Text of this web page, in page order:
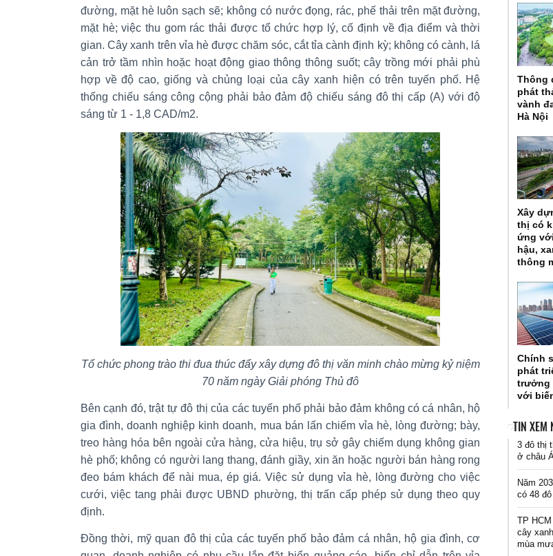
đường, mặt hè luôn sạch sẽ; không có nước đọng, rác, phế thải trên mặt đường,
mặt hè; việc thu gom rác thải được tổ chức hợp lý, cố định về địa điểm và thời
gian. Cây xanh trên vỉa hè được chăm sóc, cắt tỉa cành định kỳ; không có cành, lá
cản trở tầm nhìn hoặc hoạt động giao thông thông suốt; cây trồng mới phải phù
hợp về độ cao, giống và chủng loại của cây xanh hiện có trên tuyến phố. Hệ
thống chiếu sáng công cộng phải bảo đảm độ chiếu sáng đô thị cấp (A) với độ
sáng từ 1 - 1,8 CAD/m2.
Tổ chức phong trào thi đua thúc đẩy xây dựng đô thị văn minh chào mừng kỷ niệm
70 năm ngày Giải phóng Thủ đô
Bên cạnh đó, trật tự đô thị của các tuyến phố phải bảo đảm không có cá nhân, hộ
gia đình, doanh nghiệp kinh doanh, mua bán lấn chiếm vỉa hè, lòng đường; bày,
treo hàng hóa bên ngoài cửa hàng, cửa hiệu, trụ sở gây chiếm dụng không gian
hè phố; không có người lang thang, đánh giầy, xin ăn hoặc người bán hàng rong
đeo bám khách để nài mua, ép giá. Việc sử dụng vỉa hè, lòng đường cho việc
cưới, việc tang phải được UBND phường, thị trấn cấp phép sử dụng theo quy
định.
Đồng thời, mỹ quan đô thị của các tuyến phố bảo đảm cá nhân, hộ gia đình, cơ
Thông
phát
vành
Hà Nội
Xây
thị có
ứng
hậu,
thông
Chính
phát
trưởng
với
TIN XEM
3 đô thị
ở châu
Năm
có 48
TP
cây
mùa